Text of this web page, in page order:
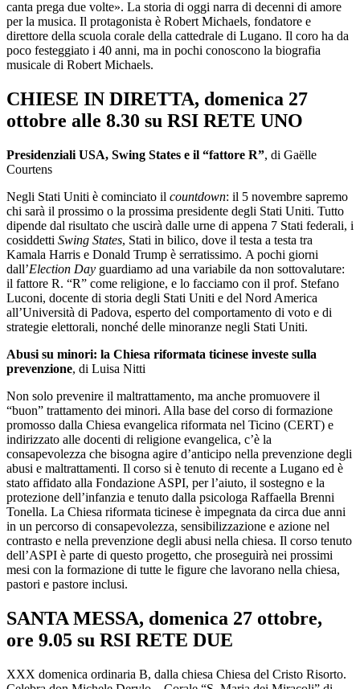
canta prega due volte». La storia di oggi narra di decenni di amore
per la musica. Il protagonista è Robert Michaels, fondatore e
direttore della scuola corale della cattedrale di Lugano. Il coro ha da
poco festeggiato i 40 anni, ma in pochi conoscono la biografia
musicale di Robert Michaels.
CHIESE IN DIRETTA, domenica 27
ottobre alle 8.30 su RSI RETE UNO
Presidenziali USA, Swing States e il “fattore R”, di Gaëlle
Courtens
Negli Stati Uniti è cominciato il countdown: il 5 novembre sapremo
chi sarà il prossimo o la prossima presidente degli Stati Uniti. Tutto
dipende dal risultato che uscirà dalle urne di appena 7 Stati federali, i
cosiddetti Swing States, Stati in bilico, dove il testa a testa tra
Kamala Harris e Donald Trump è serratissimo. A pochi giorni
dall’Election Day guardiamo ad una variabile da non sottovalutare:
il fattore R. “R” come religione, e lo facciamo con il prof. Stefano
Luconi, docente di storia degli Stati Uniti e del Nord America
all’Università di Padova, esperto del comportamento di voto e di
strategie elettorali, nonché delle minoranze negli Stati Uniti.
Abusi su minori: la Chiesa riformata ticinese investe sulla
prevenzione, di Luisa Nitti
Non solo prevenire il maltrattamento, ma anche promuovere il
“buon” trattamento dei minori. Alla base del corso di formazione
promosso dalla Chiesa evangelica riformata nel Ticino (CERT) e
indirizzato alle docenti di religione evangelica, c’è la
consapevolezza che bisogna agire d’anticipo nella prevenzione degli
abusi e maltrattamenti. Il corso si è tenuto di recente a Lugano ed è
stato affidato alla Fondazione ASPI, per l’aiuto, il sostegno e la
protezione dell’infanzia e tenuto dalla psicologa Raffaella Brenni
Tonella. La Chiesa riformata ticinese è impegnata da circa due anni
in un percorso di consapevolezza, sensibilizzazione e azione nel
contrasto e nella prevenzione degli abusi nella chiesa. Il corso tenuto
dell’ASPI è parte di questo progetto, che proseguirà nei prossimi
mesi con la formazione di tutte le figure che lavorano nella chiesa,
pastori e pastore inclusi.
SANTA MESSA, domenica 27 ottobre,
ore 9.05 su RSI RETE DUE
XXX domenica ordinaria B, dalla chiesa Chiesa del Cristo Risorto.